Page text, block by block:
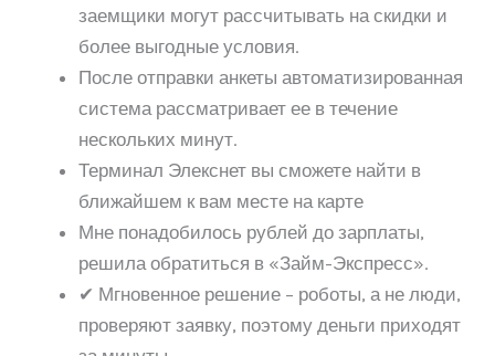
заемщики могут рассчитывать на скидки и
более выгодные условия.
После отправки анкеты автоматизированная
система рассматривает ее в течение
нескольких минут.
Терминал Элекснет вы сможете найти в
ближайшем к вам месте на карте
Мне понадобилось рублей до зарплаты,
решила обратиться в «Займ-Экспресс».
✔ Мгновенное решение – роботы, а не люди,
проверяют заявку, поэтому деньги приходят